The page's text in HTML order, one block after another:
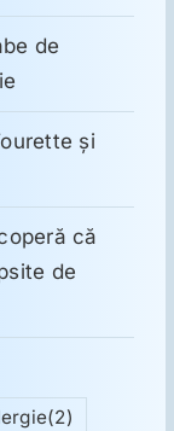
de
şi
că
de
(2)